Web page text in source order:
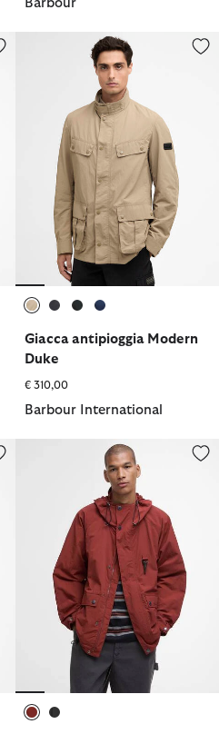
Barbour
Giacca antipioggia Modern Duke
Giacca antipioggia Modern
Duke
€ 310,00
Barbour International
Giacca antipioggia Rig